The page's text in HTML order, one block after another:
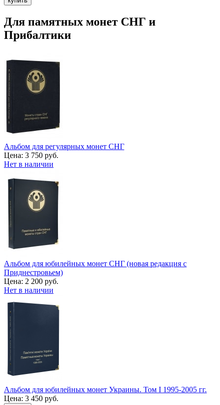
Для памятных монет СНГ и
Прибалтики
Альбом для регулярных монет СНГ
Цена: 3 750 руб.
Нет в наличии
Альбом для юбилейных монет СНГ (новая редакция с
Приднестровьем)
Цена: 2 200 руб.
Нет в наличии
Альбом для юбилейных монет Украины. Том I 1995-2005 гг.
Цена: 3 450 руб.